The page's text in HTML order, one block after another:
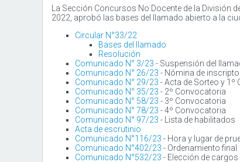
La Sección Concursos No Docente de la División
2022, aprobó las bases del llamado abierto a la
Circular N°33/22
Bases del llamado
Resolución
Comunicado N° 3/23 - Suspensión del
Comunicado N° 26/23 - Nómina de
Comunicado N° 29/23 - Acta de Sorteo y 1º
Comunicado N° 35/23 - 2º Convocatoria
Comunicado N° 58/23 - 3º Convocatoria
Comunicado N° 78/23 - 4º Convocatoria
Comunicado N° 97/23 - Lista de habilitados
Acta de escrutinio
Comunicado N°116/23 - Hora y lugar de
Comunicado N°402/23 - Ordenamiento final
Comunicado N°532/23 - Elección de cargos